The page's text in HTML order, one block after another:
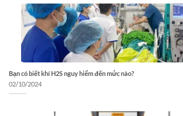
Bạn có biết khí H2S nguy hiểm đến mức nào?
02/10/2024